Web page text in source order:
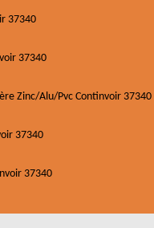
37340
37340
Zinc/Alu/Pvc Continvoir 37340
37340
37340